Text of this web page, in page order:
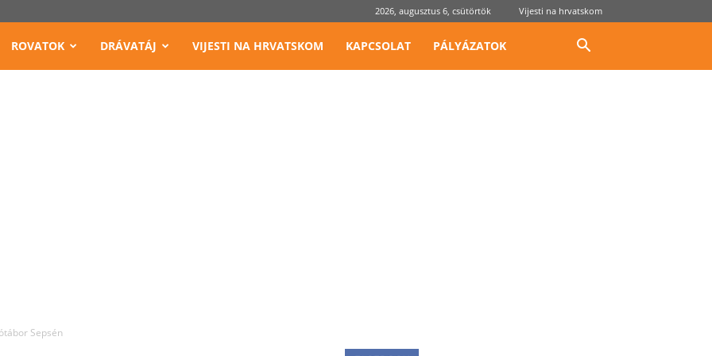
2026, augusztus 6, csütörtök Vijesti na hrvatskom
ROVATOK DRÁVATÁJ VIJESTI NA HRVATSKOM KAPCSOLAT PÁLYÁZATOK
Sepsén